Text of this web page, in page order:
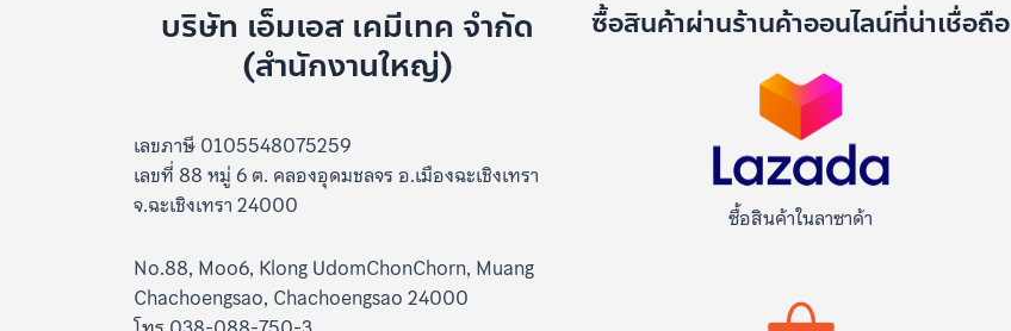
บริษัท เอ็มเอส เคมีเทค จำกัด
(สำนักงานใหญ่)
เลขภาษี 0105548075259
เลขที่ 88 หมู่ 6 ต. คลองอุดมชลจร อ.เมืองฉะเชิงเทรา
จ.ฉะเชิงเทรา 24000
No.88, Moo6, Klong UdomChonChorn, Muang
Chachoengsao, Chachoengsao 24000
ซื้อสินค้าผ่านร้านค้าออนไลน์ที่น่าเชื่อถือ
ซื้อสินค้าในลาซาด้า